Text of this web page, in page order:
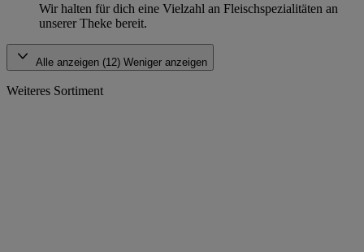
Wir halten für dich eine Vielzahl an Fleischspezialitäten an
unserer Theke bereit.
Alle anzeigen (12) Weniger anzeigen
Weiteres Sortiment